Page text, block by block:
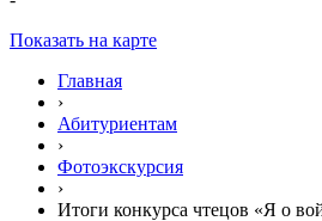
Показать на карте
Главная
›
Абитуриентам
›
Фотоэкскурсия
›
Итоги конкурса чтецов «Я о